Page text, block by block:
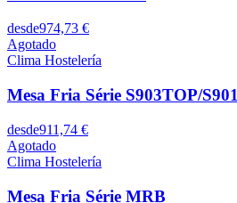
desde974,73 €
Agotado
Clima Hostelería
Mesa Fria Série S903TOP/S901
desde911,74 €
Agotado
Clima Hostelería
Mesa Fria Série MRB